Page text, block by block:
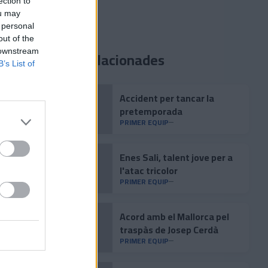
may
of the
List ofNotícies relacionades
Accident per tancar la
pretemporada
PRIMER EQUIP
Enes Sali, talent jove per a
l'atac tricolor
PRIMER EQUIP
Acord amb el Mallorca pel
traspàs de Josep Cerdà
PRIMER EQUIP